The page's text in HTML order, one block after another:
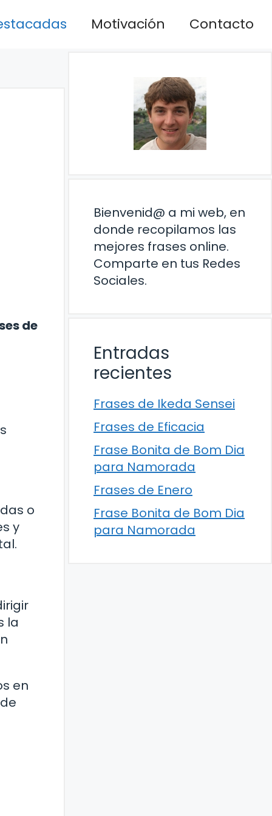
Motivación Contacto
de
o
y
la
en
Bienvenid@ a mi web, en
donde recopilamos las
mejores frases online.
Comparte en tus Redes
Sociales.
Entradas
recientes
Frases de Ikeda Sensei
Frases de Eficacia
Frase Bonita de Bom Dia
para Namorada
Frases de Enero
Frase Bonita de Bom Dia
para Namorada